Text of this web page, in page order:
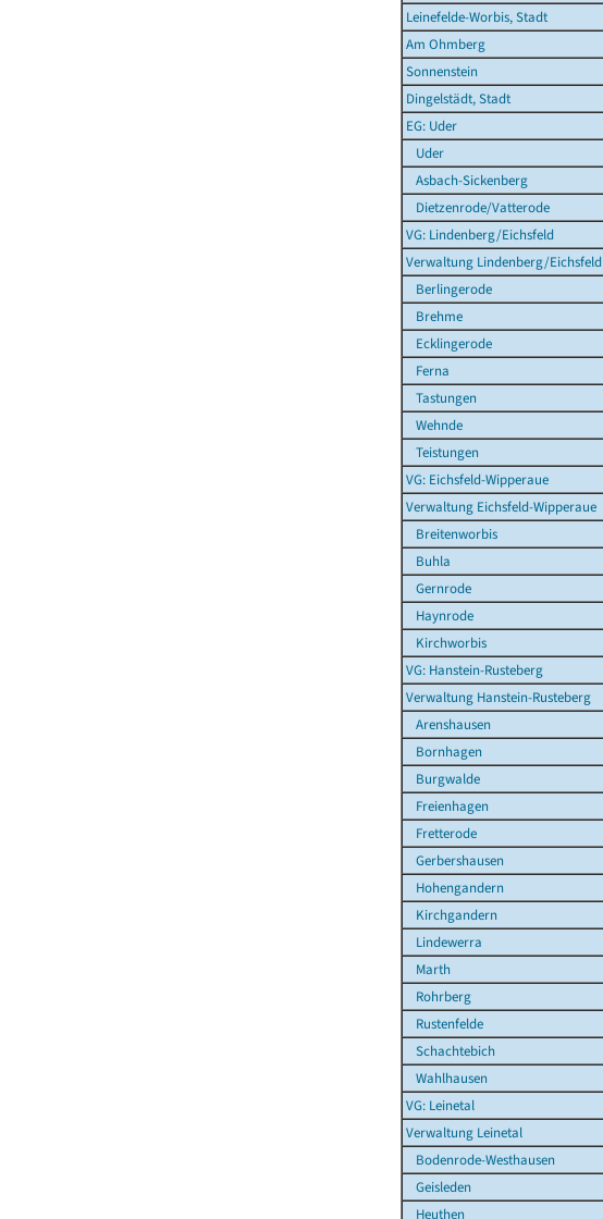
Leinefelde-Worbis, Stadt
Am Ohmberg
Sonnenstein
Dingelstädt, Stadt
EG: Uder
Uder
Asbach-Sickenberg
Dietzenrode/Vatterode
VG: Lindenberg/Eichsfeld
Verwaltung Lindenberg/Eichsfeld
Berlingerode
Brehme
Ecklingerode
Ferna
Tastungen
Wehnde
Teistungen
VG: Eichsfeld-Wipperaue
Verwaltung Eichsfeld-Wipperaue
Breitenworbis
Buhla
Gernrode
Haynrode
Kirchworbis
VG: Hanstein-Rusteberg
Verwaltung Hanstein-Rusteberg
Arenshausen
Bornhagen
Burgwalde
Freienhagen
Fretterode
Gerbershausen
Hohengandern
Kirchgandern
Lindewerra
Marth
Rohrberg
Rustenfelde
Schachtebich
Wahlhausen
VG: Leinetal
Verwaltung Leinetal
Bodenrode-Westhausen
Geisleden
Heuthen